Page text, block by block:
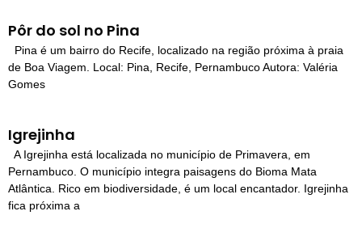
Pôr do sol no Pina
Pina é um bairro do Recife, localizado na região próxima à praia
de Boa Viagem. Local: Pina, Recife, Pernambuco Autora: Valéria
Gomes
Igrejinha
A Igrejinha está localizada no município de Primavera, em
Pernambuco. O município integra paisagens do Bioma Mata
Atlântica. Rico em biodiversidade, é um local encantador. Igrejinha
fica próxima a